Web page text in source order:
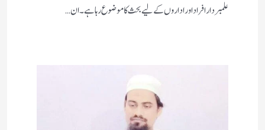
علمبردار افراد اور اداروں کے لیے بحث کا موضوع رہا ہے۔ ان…